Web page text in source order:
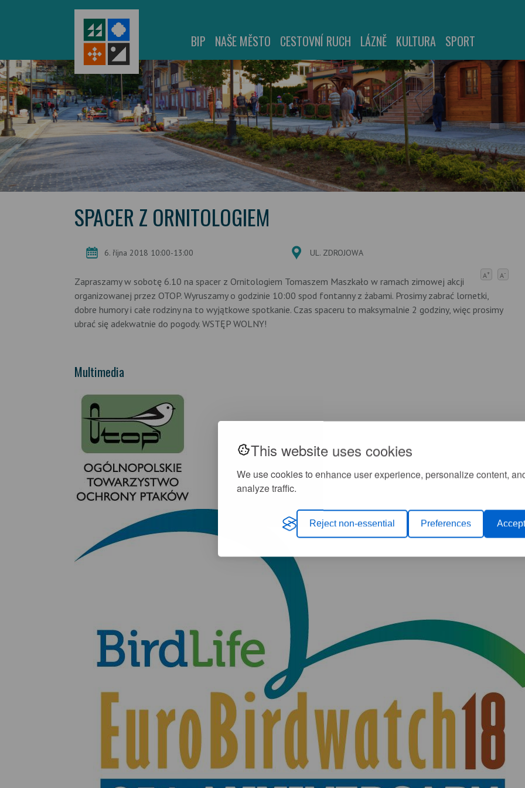
This website uses cookies
We use cookies to enhance user experience, personalize content,
analyze traffic.
Reject non-essential Preferences
BIP NAŠE MĚSTO CESTOVNÍ RUCH LÁZNĚ KULTURA SPORT
SPACER Z ORNITOLOGIEM
6. října 2018 10:00-13:00 UL. ZDROJOWA
A+ A-
Zapraszamy w sobotę 6.10 na spacer z Ornitologiem Tomaszem Maszkało w ramach zimowej akcji
organizowanej przez OTOP. Wyruszamy o godzinie 10:00 spod fontanny z żabami. Prosimy zabrać lornetki,
dobre humory i całe rodziny na to wyjątkowe spotkanie. Czas spaceru to maksymalnie 2 godziny, więc prosimy
ubrać się adekwatnie do pogody. WSTĘP WOLNY!
Multimedia